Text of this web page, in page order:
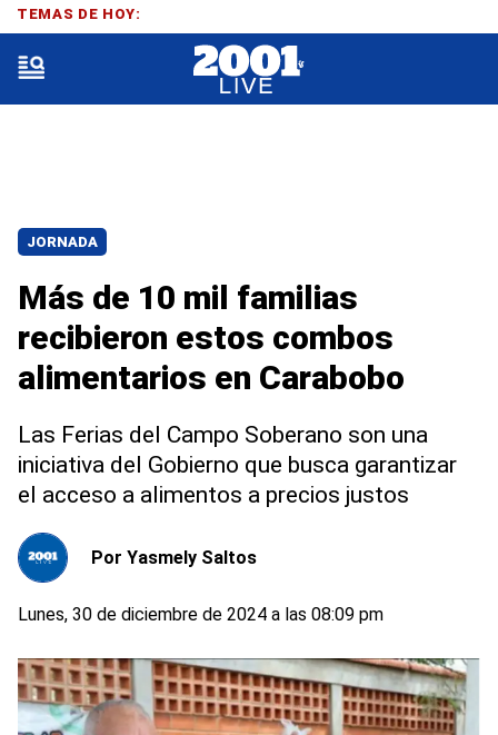
JORNADA
Más de 10 mil familias
recibieron estos combos
alimentarios en Carabobo
Las Ferias del Campo Soberano son una
iniciativa del Gobierno que busca garantizar
el acceso a alimentos a precios justos
Por Yasmely Saltos
Lunes, 30 de diciembre de 2024 a las 08:09 pm
TEMAS DE HOY: